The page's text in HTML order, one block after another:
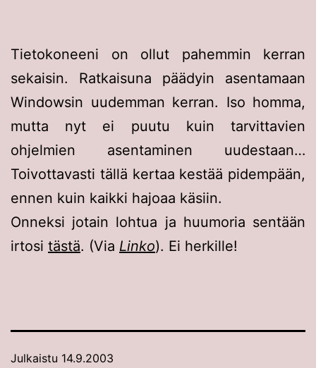
Tietokoneeni on ollut pahemmin kerran
sekaisin. Ratkaisuna päädyin asentamaan
Windowsin uudemman kerran. Iso homma,
mutta nyt ei puutu kuin tarvittavien
ohjelmien asentaminen uudestaan…
Toivottavasti tällä kertaa kestää pidempään,
ennen kuin kaikki hajoaa käsiin.
Onneksi jotain lohtua ja huumoria sentään
irtosi tästä. (Via Linko). Ei herkille!
Julkaistu 14.9.2003